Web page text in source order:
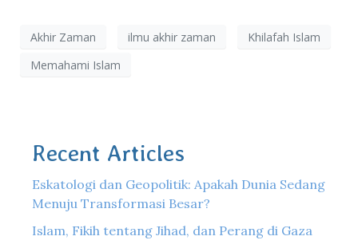
Akhir Zaman ilmu akhir zaman
Khilafah Islam
Memahami Islam
Recent Articles
Eskatologi dan Geopolitik: Apakah Dunia Sedang
Menuju Transformasi Besar?
Islam, Fikih tentang Jihad, dan Perang di Gaza